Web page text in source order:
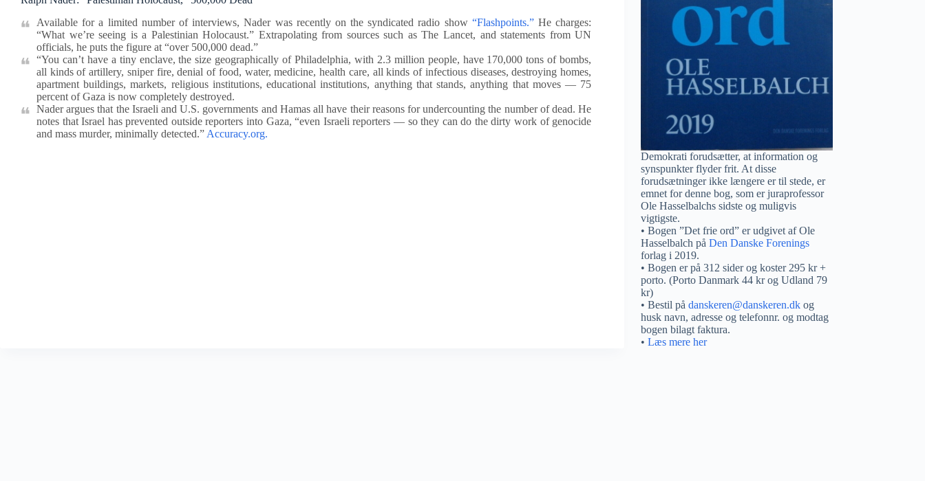
Available for a limited number of interviews, Nader was recently on the syndicated radio show “Flashpoints.”He charges:
“What we’re seeing is a Palestinian Holocaust.” Extrapolating from sources such as The Lancet, and statements from UN
officials, he puts the figure at “over 500,000 dead.”
“You can’t have a tiny enclave, the size geographically of Philadelphia, with 2.3 million people, have 170,000 tons of bombs,
all kinds of artillery, sniper fire, denial of food, water, medicine, health care, all kinds of infectious diseases, destroying homes,
apartment buildings, markets, religious institutions, educational institutions, anything that stands, anything that moves — 75
percent of Gaza is now completely destroyed.
Nader argues that the Israeli and U.S. governments and Hamas all have their reasons for undercounting the number of dead. He
notes that Israel has prevented outside reporters into Gaza, “even Israeli reporters — so they can do the dirty work of genocide
and mass murder, minimally detected.” Accuracy.org.
Demokrati forudsætter, at information og
synspunkter flyder frit. At disse
forudsætninger ikke længere er til stede, er
emnet for denne bog, som er juraprofessor
Ole Hasselbalchs sidste og muligvis
vigtigste.
• Bogen ”Det frie ord” er udgivet af Ole
Hasselbalch påDen Danske Forenings
forlag i 2019.
• Bogen er på 312 sider og koster 295 kr +
porto. (Porto Danmark 44 kr og Udland 79
kr)
• Bestil pådanskeren@danskeren.dk og
husk navn, adresse og telefonnr. og modtag
bogen bilagt faktura.
•Læs mere her